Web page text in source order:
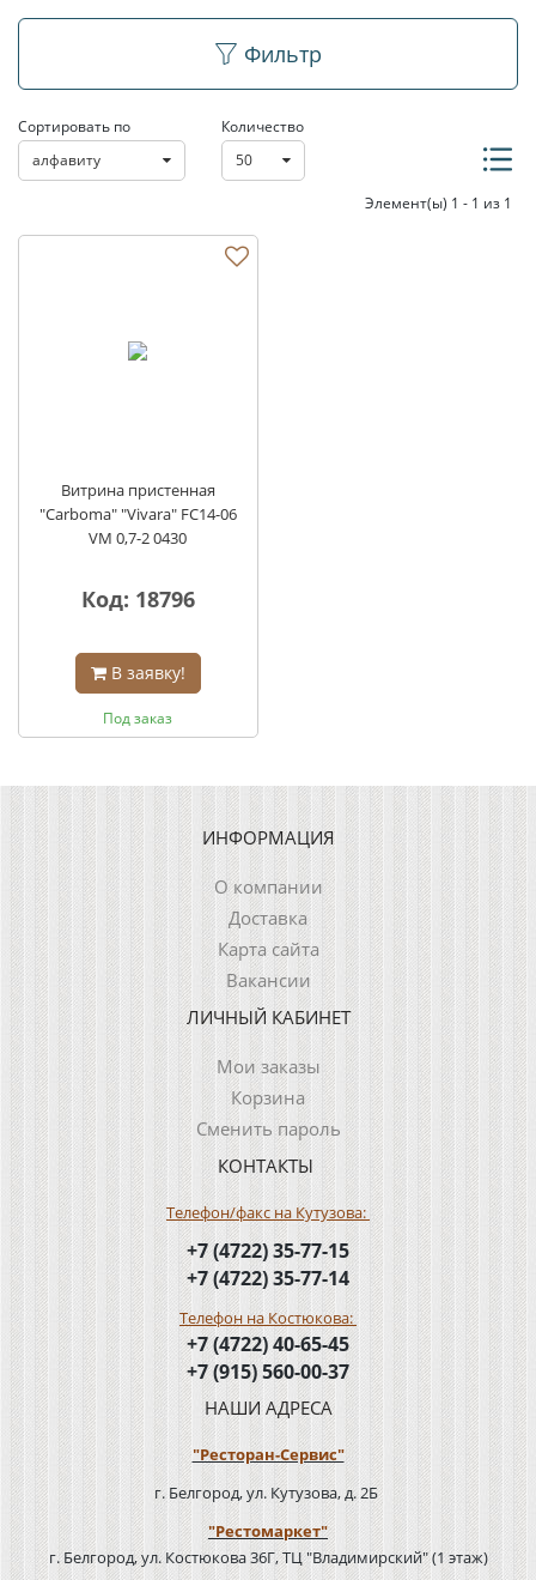
Витрины пристенные
Фильтр
Сортировать по
алфавиту
Количество
50
Элемент(ы) 1 - 1 из 1
Витрина пристенная
"Carboma" "Vivara" FC14-06
VM 0,7-2 0430
Код: 18796
В заявку!
Под заказ
ИНФОРМАЦИЯ
О компании
Доставка
Карта сайта
Вакансии
ЛИЧНЫЙ КАБИНЕТ
Мои заказы
Корзина
Сменить пароль
КОНТАКТЫ
Телефон/факс на Кутузова:
+7 (4722) 35-77-15
+7 (4722) 35-77-14
Телефон на Костюкова:
+7 (4722) 40-65-45
+7 (915) 560-00-37
НАШИ АДРЕСА
"Ресторан-Сервис"
г. Белгород, ул. Кутузова, д. 2Б
"Рестомаркет"
г. Белгород, ул. Костюкова 36Г, ТЦ "Владимирский" (1 этаж)